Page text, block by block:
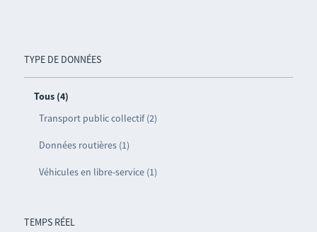
TYPE DE DONNÉES
Tous (4)
Transport public collectif (2)
Données routières (1)
Véhicules en libre-service (1)
TEMPS RÉEL